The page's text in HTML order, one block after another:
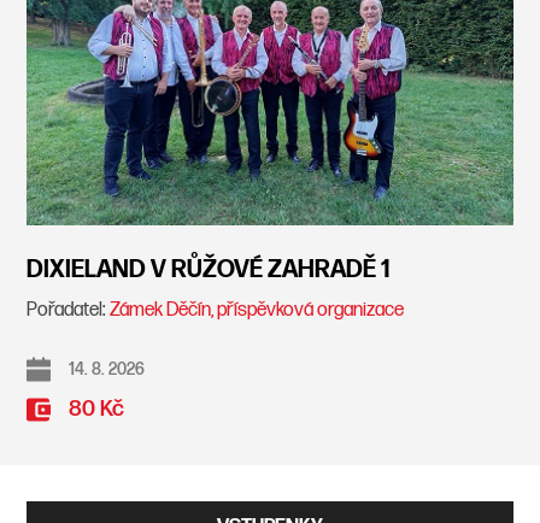
DIXIELAND V RŮŽOVÉ ZAHRADĚ 1
Pořadatel: Zámek Děčín, příspěvková organizace
14. 8. 2026
80 Kč